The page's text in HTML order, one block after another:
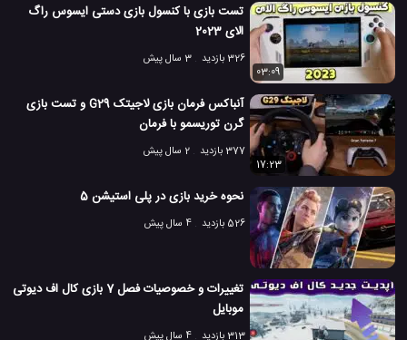
تست بازی با کنسول بازی دستی ایسوس راگ
الای 2023
326 بازدید
3 سال پیش
03:09
آنباکس فرمان بازی لاجیتک G29 و تست بازی
گرن توریسمو با فرمان
377 بازدید
2 سال پیش
17:23
نحوه خرید بازی در پلی استیشن 5
526 بازدید 4 سال پیش
تغییرات و خصوصیات فصل 7 بازی کال اف دیوتی
موبایل
313 بازدید 4 سال پیش